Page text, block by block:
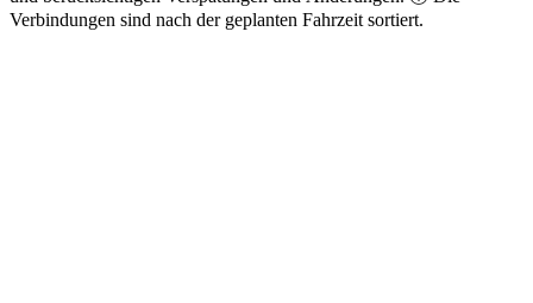
Verbindungen sind nach der geplanten Fahrzeit sortiert.